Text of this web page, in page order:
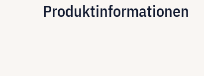
Produktinformationen